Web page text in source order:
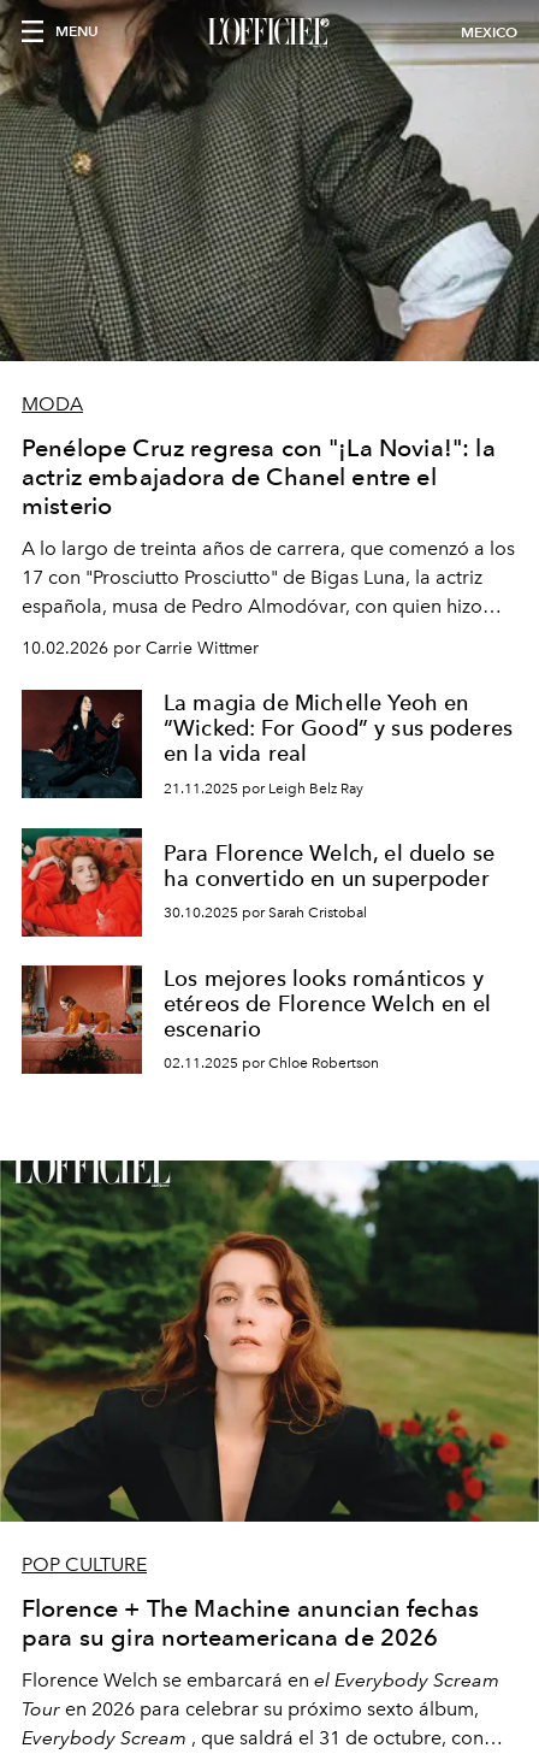
MENU MEXICO
MODA
Penélope Cruz regresa con "¡La Novia!": la
actriz embajadora de Chanel entre el
misterio
A lo largo de treinta años de carrera, que comenzó a los
17 con "Prosciutto Prosciutto" de Bigas Luna, la actriz
española, musa de Pedro Almodóvar, con quien hizo
Barcelona", ha dividido su tiempo entre Europa y
Estados Unidos. Su nueva película, "¡La novia!", está
dirigida por Maggie Gyllenhaal.
10.02.2026 por Carrie Wittmer
La magia de Michelle Yeoh en
“Wicked: For Good” y sus poderes
en la vida real
21.11.2025 por Leigh Belz Ray
Para Florence Welch, el duelo se
ha convertido en un superpoder
30.10.2025 por Sarah Cristobal
Los mejores looks románticos y
etéreos de Florence Welch en el
escenario
02.11.2025 por Chloe Robertson
POP CULTURE
Florence + The Machine anuncian fechas
para su gira norteamericana de 2026
Florence Welch se embarcará en el Everybody Scream
Tour en 2026 para celebrar su próximo sexto álbum,
Everybody Scream , que saldrá el 31 de octubre, con